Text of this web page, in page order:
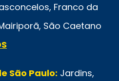
Franco da
São Caetano
São Paulo: Jardins,